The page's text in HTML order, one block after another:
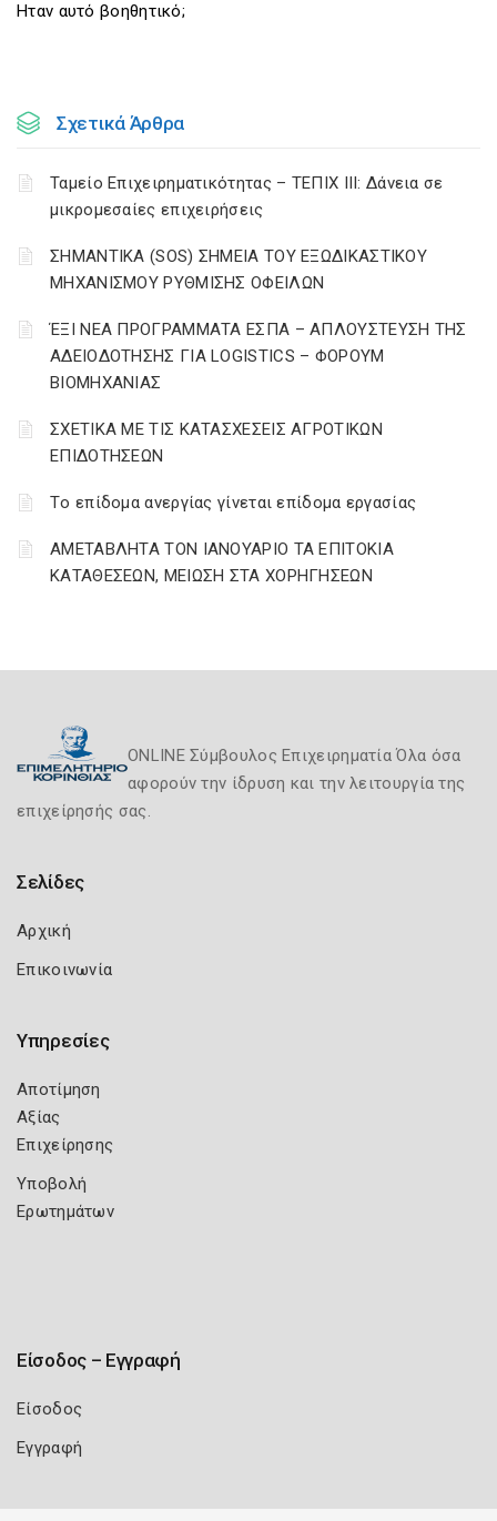
Ηταν αυτό βοηθητικό;
Σχετικά Άρθρα
Ταμείο Επιχειρηματικότητας – ΤΕΠΙΧ ΙΙΙ: Δάνεια σε
μικρομεσαίες επιχειρήσεις
ΣΗΜΑΝΤΙΚΑ (SOS) ΣΗΜΕΙΑ ΤΟΥ ΕΞΩΔΙΚΑΣΤΙΚΟΥ
ΜΗΧΑΝΙΣΜΟΥ ΡΥΘΜΙΣΗΣ ΟΦΕΙΛΩΝ
ΈΞΙ ΝΕΑ ΠΡΟΓΡΑΜΜΑΤΑ ΕΣΠΑ – AΠΛΟΥΣΤΕΥΣΗ ΤΗΣ
ΑΔΕΙΟΔΟΤΗΣΗΣ ΓΙΑ LOGISTICS – ΦΟΡΟΥΜ
ΒΙΟΜΗΧΑΝΙΑΣ
ΣΧΕΤΙΚΑ ΜΕ ΤΙΣ ΚΑΤΑΣΧΕΣΕΙΣ ΑΓΡΟΤΙΚΩΝ
ΕΠΙΔΟΤΗΣΕΩΝ
Tο επίδομα ανεργίας γίνεται επίδομα εργασίας
ΑΜΕΤΑΒΛΗΤΑ ΤΟΝ ΙΑΝΟΥΑΡΙΟ ΤΑ ΕΠΙΤΟΚΙΑ
ΚΑΤΑΘΕΣΕΩΝ, ΜΕΙΩΣΗ ΣΤΑ ΧΟΡΗΓΗΣΕΩΝ
ONLINE Σύμβουλος Επιχειρηματία Όλα όσα
αφορούν την ίδρυση και την λειτουργία της
επιχείρησής σας.
Σελίδες
Αρχική
Επικοινωνία
Υπηρεσίες
Αποτίμηση
Αξίας
Επιχείρησης
Υποβολή
Ερωτημάτων
Είσοδος – Εγγραφή
Είσοδος
Εγγραφή